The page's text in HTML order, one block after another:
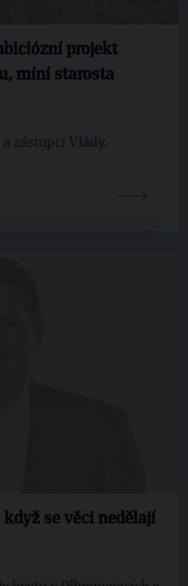
projekt
míní starosta
zástupci Vlády.
se věci nedělají